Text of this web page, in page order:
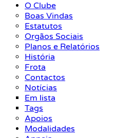
O Clube
Boas Vindas
Estatutos
Orgãos Sociais
Planos e Relatórios
História
Frota
Contactos
Notícias
Em lista
Tags
Apoios
Modalidades